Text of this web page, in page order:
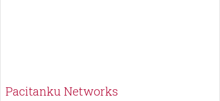
Pacitanku Networks